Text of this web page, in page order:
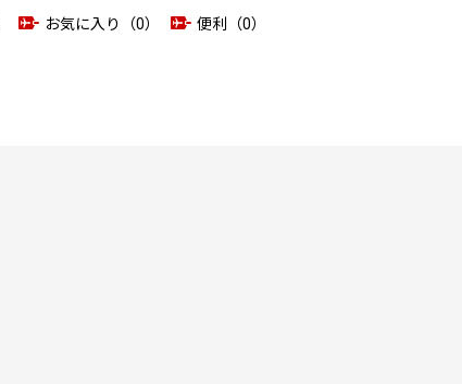
お気に入り（0）
便利（0）